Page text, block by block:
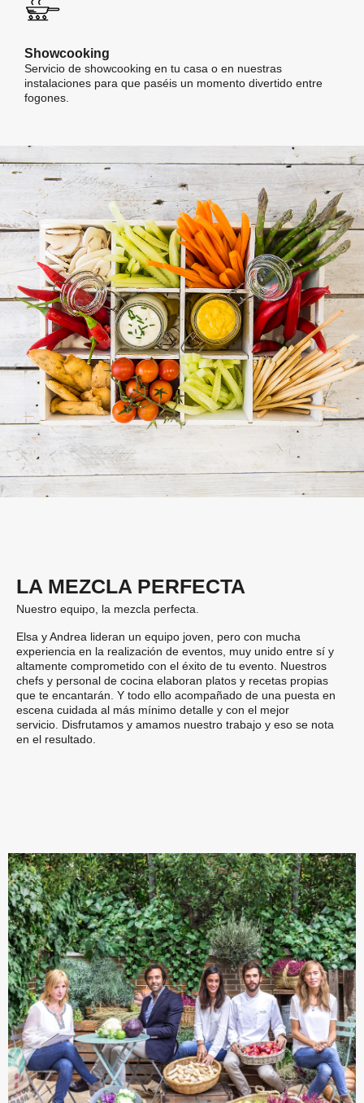
Showcooking
Servicio de showcooking en tu casa o en nuestras
instalaciones para que paséis un momento divertido entre
fogones.
LA MEZCLA PERFECTA
Nuestro equipo, la mezcla perfecta.
Elsa y Andrea lideran un equipo joven, pero con mucha
experiencia en la realización de eventos, muy unido entre sí y
altamente comprometido con el éxito de tu evento. Nuestros
chefs y personal de cocina elaboran platos y recetas propias
que te encantarán. Y todo ello acompañado de una puesta en
escena cuidada al más mínimo detalle y con el mejor
servicio. Disfrutamos y amamos nuestro trabajo y eso se nota
en el resultado.